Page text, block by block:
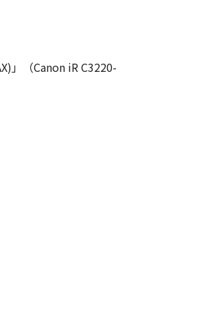
除してはな
、直接また
る「本ソフ
とについ
社、キヤ
適合性の保
も、「本
これらに限
ノン、キ
」（Canon iR C3220-